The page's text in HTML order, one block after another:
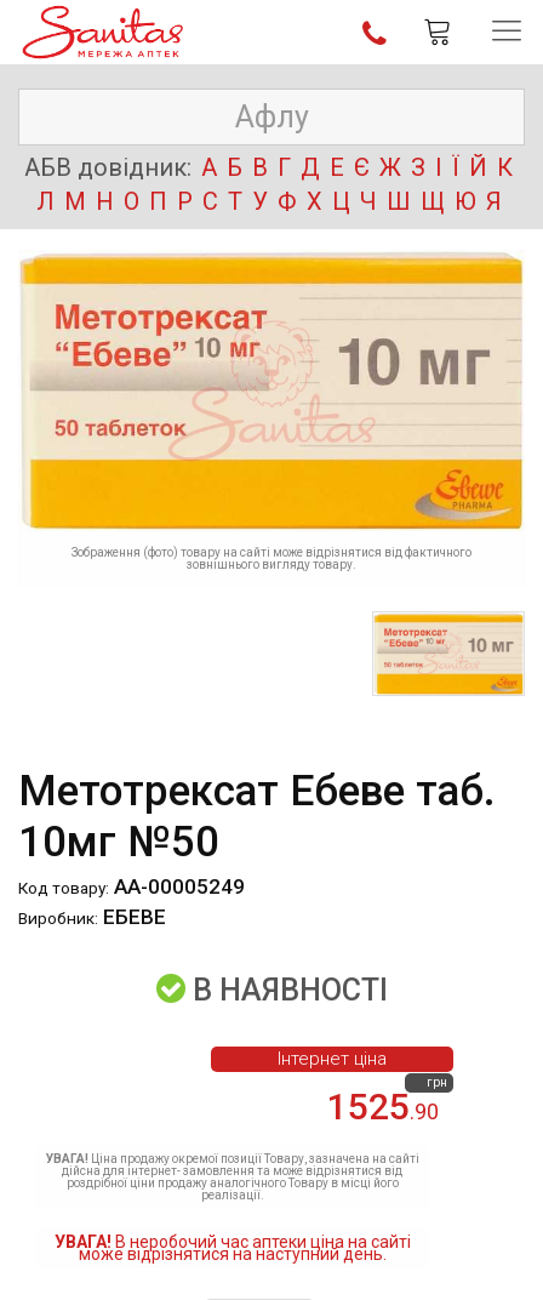
АБВ довідник: А Б В Г Д Е Є Ж З І Ї Й К
Л М Н О П Р С Т У Ф Х Ц Ч Ш Щ Ю Я
Зображення (фото) товару на сайті може відрізнятися від фактичного
зовнішнього вигляду товару.
Метотрексат Ебеве таб.
10мг №50
Код товару: АА-00005249
Виробник: ЕБЕВЕ
В НАЯВНОСТІ
1525.90
грн
Інтернет ціна
УВАГА! Ціна продажу окремої позиції Товару, зазначена на сайті
дійсна для інтернет- замовлення та може відрізнятися від
роздрібної ціни продажу аналогічного Товару в місці його
реалізації.
УВАГА! В неробочий час аптеки ціна на сайті
може відрізнятися на наступний день.